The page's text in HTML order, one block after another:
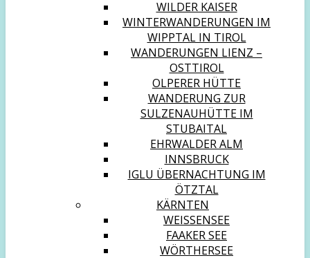
WILDER KAISER
WINTERWANDERUNGEN IM
WIPPTAL IN TIROL
WANDERUNGEN LIENZ –
OSTTIROL
OLPERER HÜTTE
WANDERUNG ZUR
SULZENAUHÜTTE IM
STUBAITAL
EHRWALDER ALM
INNSBRUCK
IGLU ÜBERNACHTUNG IM
ÖTZTAL
KÄRNTEN
WEISSENSEE
FAAKER SEE
WÖRTHERSEE